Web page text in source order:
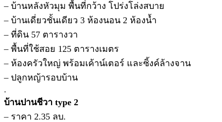
– บ้านหลังหัวมุม พื้นที่กว้าง โปร่งโล่งสบาย
– บ้านเดี่ยวชั้นเดียว 3 ห้องนอน 2 ห้องน้ำ
– ที่ดิน 57 ตารางวา
– พื้นที่ใช้สอย 125 ตารางเมตร
– ห้องครัวใหญ่ พร้อมเค้าน์เตอร์ และซิ้งค์ล้างจาน
– ปลูกหญ้ารอบบ้าน
.
บ้านปานชีวา type 2
– ราคา 2.35 ลบ.